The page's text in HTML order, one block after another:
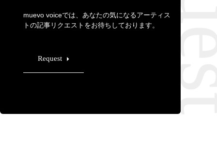
muevo voiceでは、あなたの気になるアーティス
トの記事リクエストをお待ちしております。
Request